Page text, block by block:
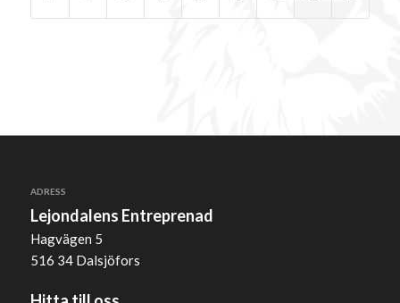
ADRESS
Lejondalens Entreprenad
Hagvägen 5
516 34 Dalsjöfors